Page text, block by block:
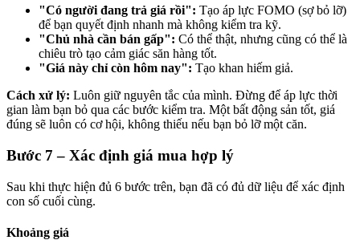
"Có người đang trả giá rồi": Tạo áp lực FOMO (sợ bỏ lỡ)
để bạn quyết định nhanh mà không kiểm tra kỹ.
"Chủ nhà cần bán gấp": Có thể thật, nhưng cũng có thể là
chiêu trò tạo cảm giác săn hàng tốt.
"Giá này chỉ còn hôm nay": Tạo khan hiếm giả.
Cách xử lý: Luôn giữ nguyên tắc của mình. Đừng để áp lực thời
gian làm bạn bỏ qua các bước kiểm tra. Một bất động sản tốt, giá
đúng sẽ luôn có cơ hội, không thiếu nếu bạn bỏ lỡ một căn.
Bước 7 – Xác định giá mua hợp lý
Sau khi thực hiện đủ 6 bước trên, bạn đã có đủ dữ liệu để xác định
con số cuối cùng.
Khoảng giá